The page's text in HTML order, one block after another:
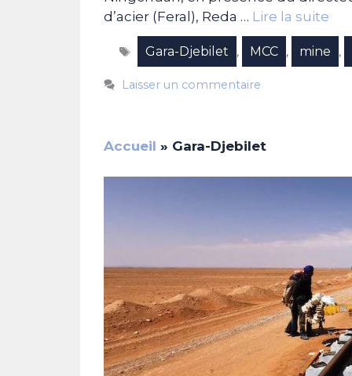
d’acier (Feral), Reda … Lire la suite
Étiquettes
Gara-Djebilet , MCC , mine ,
Laisser un commentaire
Accueil » Gara-Djebilet